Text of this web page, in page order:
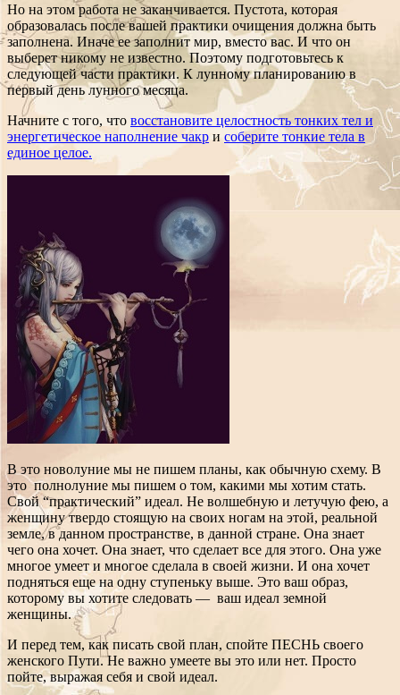
Но на этом работа не заканчивается. Пустота, которая
образовалась после вашей практики очищения должна быть
заполнена. Иначе ее заполнит мир, вместо вас. И что он
выберет никому не известно. Поэтому подготовьтесь к
следующей части практики. К лунному планированию в
первый день лунного месяца.
Начните с того, что восстановите целостность тонких тел и
энергетическое наполнение чакр исоберите тонкие тела в
единое целое.
В это новолуние мы не пишем планы, как обычную схему. В
это полнолуние мы пишем о том, какими мы хотим стать.
Свой “практический” идеал. Не волшебную и летучую фею, а
женщину твердо стоящую на своих ногам на этой, реальной
земле, в данном пространстве, в данной стране. Она знает
чего она хочет. Она знает, что сделает все для этого. Она уже
многое умеет и многое сделала в своей жизни. И она хочет
подняться еще на одну ступеньку выше. Это ваш образ,
которому вы хотите следовать — ваш идеал земной
женщины.
И перед тем, как писать свой план, спойте ПЕСНЬ своего
женского Пути. Не важно умеете вы это или нет. Просто
пойте, выражая себя и свой идеал.